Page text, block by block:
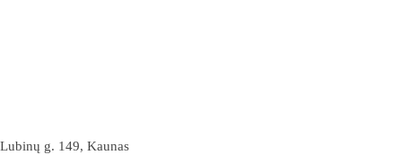
Lubinų g. 149, Kaunas